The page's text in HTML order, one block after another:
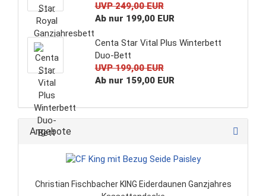
UVP 249,00 EUR
Ab nur 199,00 EUR
Centa Star Vital Plus Winterbett
Duo-Bett
UVP 199,00 EUR
Ab nur 159,00 EUR
Angebote
Christian Fischbacher KING Eiderdaunen Ganzjahres